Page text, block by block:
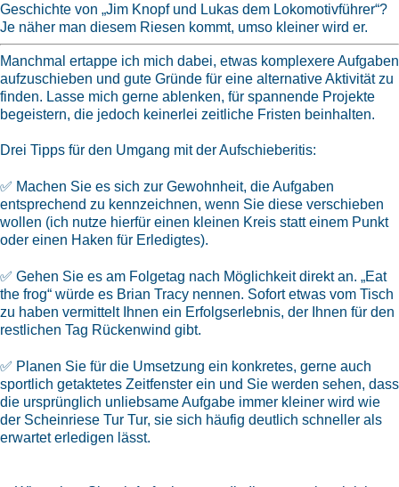
Geschichte von „Jim Knopf und Lukas dem Lokomotivführer“?
Je näher man diesem Riesen kommt, umso kleiner wird er.
Manchmal ertappe ich mich dabei, etwas komplexere Aufgaben
aufzuschieben und gute Gründe für eine alternative Aktivität zu
finden. Lasse mich gerne ablenken, für spannende Projekte
begeistern, die jedoch keinerlei zeitliche Fristen beinhalten.
Drei Tipps für den Umgang mit der Aufschieberitis:
✅ Machen Sie es sich zur Gewohnheit, die Aufgaben
entsprechend zu kennzeichnen, wenn Sie diese verschieben
wollen (ich nutze hierfür einen kleinen Kreis statt einem Punkt
oder einen Haken für Erledigtes).
✅ Gehen Sie es am Folgetag nach Möglichkeit direkt an. „Eat
the frog“ würde es Brian Tracy nennen. Sofort etwas vom Tisch
zu haben vermittelt Ihnen ein Erfolgserlebnis, der Ihnen für den
restlichen Tag Rückenwind gibt.
✅ Planen Sie für die Umsetzung ein konkretes, gerne auch
sportlich getaktetes Zeitfenster ein und Sie werden sehen, dass
die ursprünglich unliebsame Aufgabe immer kleiner wird wie
der Scheinriese Tur Tur, sie sich häufig deutlich schneller als
erwartet erledigen lässt.